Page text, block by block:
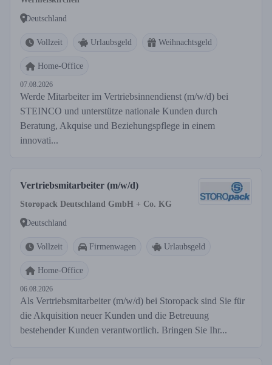
Deutschland
Vollzeit Urlaubsgeld Weihnachtsgeld
Home-Office
07.08.2026
Werde Mitarbeiter im Vertriebsinnendienst (m/w/d) bei
STEINCO und unterstütze nationale Kunden durch
Beratung, Akquise und Beziehungspflege in einem
innovati...
Vertriebsmitarbeiter (m/w/d)
Storopack Deutschland GmbH + Co. KG
Deutschland
Vollzeit Firmenwagen Urlaubsgeld
Home-Office
06.08.2026
Als Vertriebsmitarbeiter (m/w/d) bei Storopack sind Sie für
die Akquisition neuer Kunden und die Betreuung
bestehender Kunden verantwortlich. Bringen Sie Ihr...